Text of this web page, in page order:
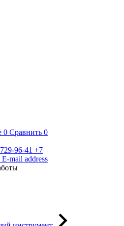
0 Сравнить 0
96-41 +7
E-mail address